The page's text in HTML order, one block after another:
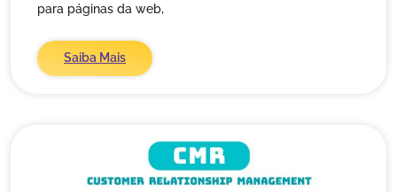
para páginas da web,
Saiba Mais